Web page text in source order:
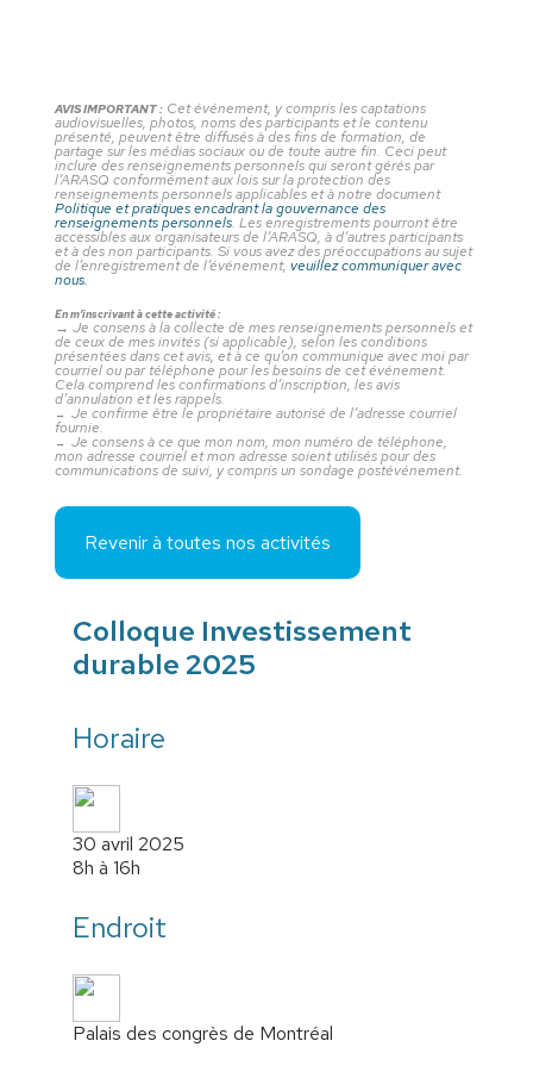
AVIS IMPORTANT : Cet événement, y compris les captations
audiovisuelles, photos, noms des participants et le contenu
présenté, peuvent être diffusés à des fins de formation, de
partage sur les médias sociaux ou de toute autre fin. Ceci peut
inclure des renseignements personnels qui seront gérés par
l’ARASQ conformément aux lois sur la protection des
renseignements personnels applicables et à notre document
Politique et pratiques encadrant la gouvernance des
renseignements personnels. Les enregistrements pourront être
accessibles aux organisateurs de l’ARASQ, à d’autres participants
et à des non participants. Si vous avez des préoccupations au sujet
de l’enregistrement de l’événement,veuillez communiquer avec
nous.
En m’inscrivant à cette activité :
→Je consens à la collecte de mes renseignements personnels et
de ceux de mes invités (si applicable), selon les conditions
présentées dans cet avis, et à ce qu’on communique avec moi par
courriel ou par téléphone pour les besoins de cet événement.
Cela comprend les confirmations d’inscription, les avis
d’annulation et les rappels.
→ Je confirme être le propriétaire autorisé de l’adresse courriel
fournie.
→ Je consens à ce que mon nom, mon numéro de téléphone,
mon adresse courriel et mon adresse soient utilisés pour des
communications de suivi, y compris un sondage postévénement.
Revenir à toutes nos activités
Colloque Investissement
durable 2025
Horaire
30 avril 2025
8h à 16h
Endroit
Palais des congrès de Montréal